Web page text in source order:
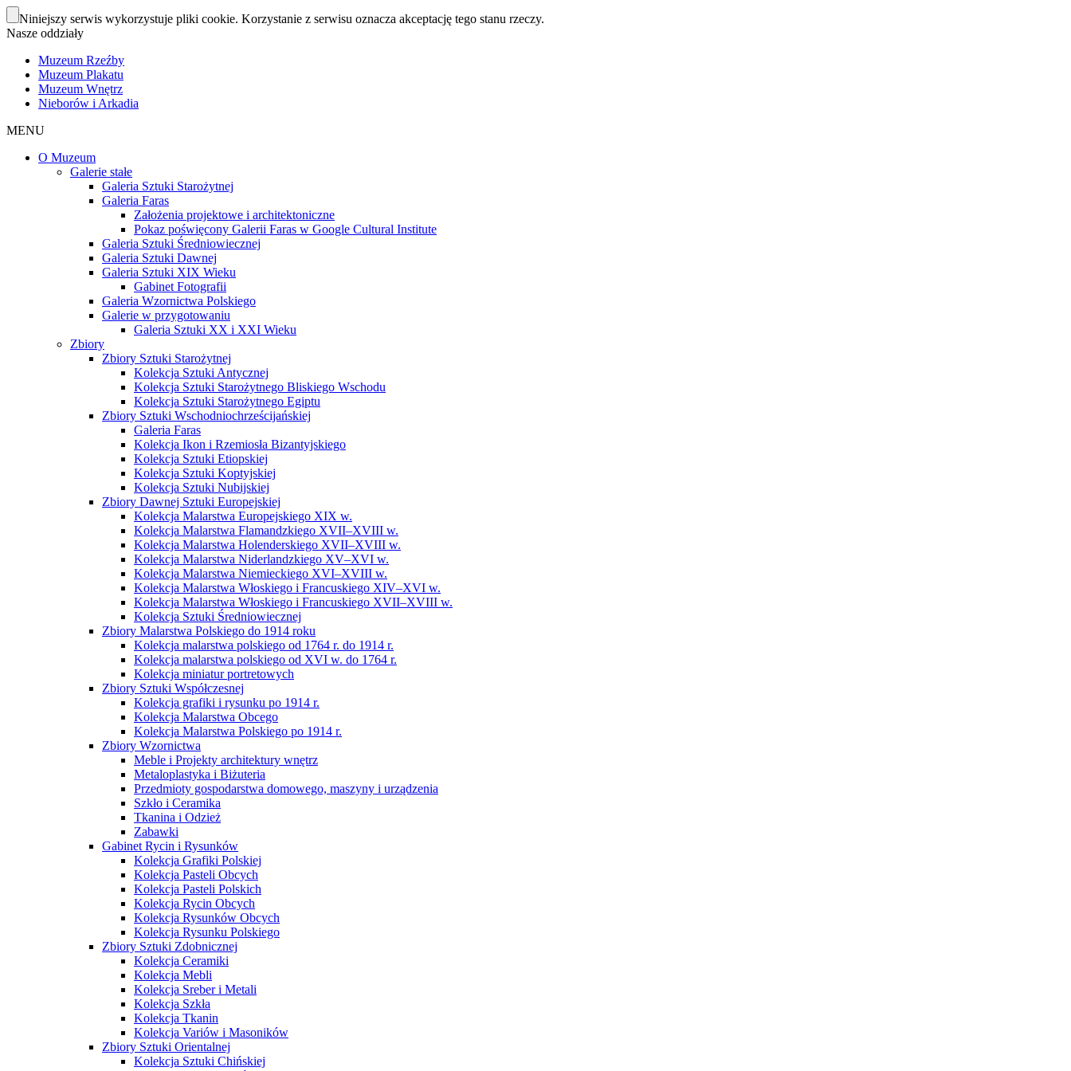
Niniejszy serwis wykorzystuje pliki cookie. Korzystanie z serwisu oznacza akceptację tego stanu rzeczy.
Nasze oddziały
Muzeum Rzeźby
Muzeum Plakatu
Muzeum Wnętrz
Nieborów i Arkadia
MENU
O Muzeum
Galerie stałe
Galeria Sztuki Starożytnej
Galeria Faras
Założenia projektowe i architektoniczne
Pokaz poświęcony Galerii Faras w Google Cultural Institute
Galeria Sztuki Średniowiecznej
Galeria Sztuki Dawnej
Galeria Sztuki XIX Wieku
Gabinet Fotografii
Galeria Wzornictwa Polskiego
Galerie w przygotowaniu
Galeria Sztuki XX i XXI Wieku
Zbiory
Zbiory Sztuki Starożytnej
Kolekcja Sztuki Antycznej
Kolekcja Sztuki Starożytnego Bliskiego Wschodu
Kolekcja Sztuki Starożytnego Egiptu
Zbiory Sztuki Wschodniochrześcijańskiej
Galeria Faras
Kolekcja Ikon i Rzemiosła Bizantyjskiego
Kolekcja Sztuki Etiopskiej
Kolekcja Sztuki Koptyjskiej
Kolekcja Sztuki Nubijskiej
Zbiory Dawnej Sztuki Europejskiej
Kolekcja Malarstwa Europejskiego XIX w.
Kolekcja Malarstwa Flamandzkiego XVII–XVIII w.
Kolekcja Malarstwa Holenderskiego XVII–XVIII w.
Kolekcja Malarstwa Niderlandzkiego XV–XVI w.
Kolekcja Malarstwa Niemieckiego XVI–XVIII w.
Kolekcja Malarstwa Włoskiego i Francuskiego XIV–XVI w.
Kolekcja Malarstwa Włoskiego i Francuskiego XVII–XVIII w.
Kolekcja Sztuki Średniowiecznej
Zbiory Malarstwa Polskiego do 1914 roku
Kolekcja malarstwa polskiego od 1764 r. do 1914 r.
Kolekcja malarstwa polskiego od XVI w. do 1764 r.
Kolekcja miniatur portretowych
Zbiory Sztuki Współczesnej
Kolekcja grafiki i rysunku po 1914 r.
Kolekcja Malarstwa Obcego
Kolekcja Malarstwa Polskiego po 1914 r.
Zbiory Wzornictwa
Meble i Projekty architektury wnętrz
Metaloplastyka i Biżuteria
Przedmioty gospodarstwa domowego, maszyny i urządzenia
Szkło i Ceramika
Tkanina i Odzież
Zabawki
Gabinet Rycin i Rysunków
Kolekcja Grafiki Polskiej
Kolekcja Pasteli Obcych
Kolekcja Pasteli Polskich
Kolekcja Rycin Obcych
Kolekcja Rysunków Obcych
Kolekcja Rysunku Polskiego
Zbiory Sztuki Zdobnicznej
Kolekcja Ceramiki
Kolekcja Mebli
Kolekcja Sreber i Metali
Kolekcja Szkła
Kolekcja Tkanin
Kolekcja Variów i Masoników
Zbiory Sztuki Orientalnej
Kolekcja Sztuki Chińskiej